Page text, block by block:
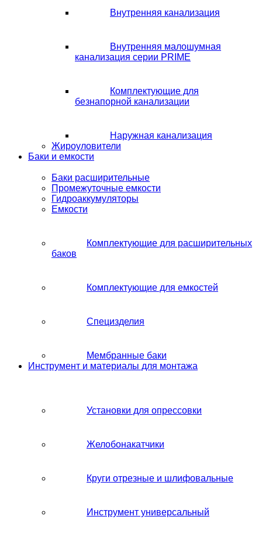
Внутренняя канализация
Внутренняя малошумная
канализация серии PRIME
Комплектующие для
безнапорной канализации
Наружная канализация
Жироуловители
Баки и емкости
Баки расширительные
Промежуточные емкости
Гидроаккумуляторы
Емкости
Комплектующие для расширительных
баков
Комплектующие для емкостей
Специзделия
Мембранные баки
Инструмент и материалы для монтажа
Установки для опрессовки
Желобонакатчики
Круги отрезные и шлифовальные
Инструмент универсальный